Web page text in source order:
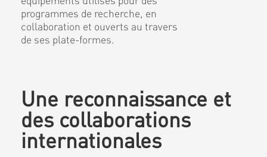
programmes de recherche, en
collaboration et ouverts au travers
de ses plate-formes.
Une reconnaissance et
des collaborations
internationales